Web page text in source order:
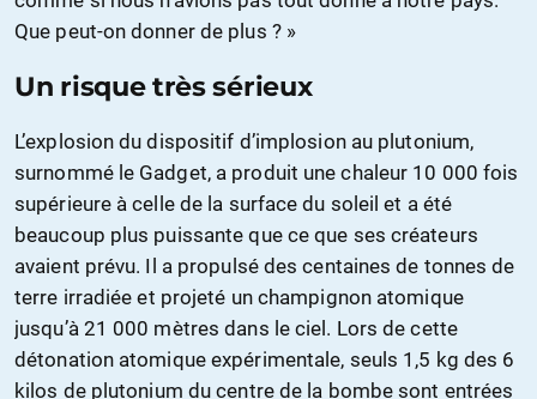
Que peut-on donner de plus ? »
Un risque très sérieux
L’explosion du dispositif d’implosion au plutonium,
surnommé le Gadget, a produit une chaleur 10 000 fois
supérieure à celle de la surface du soleil et a été
beaucoup plus puissante que ce que ses créateurs
avaient prévu. Il a propulsé des centaines de tonnes de
terre irradiée et projeté un champignon atomique
jusqu’à 21 000 mètres dans le ciel. Lors de cette
détonation atomique expérimentale, seuls 1,5 kg des 6
kilos de plutonium du centre de la bombe sont entrées